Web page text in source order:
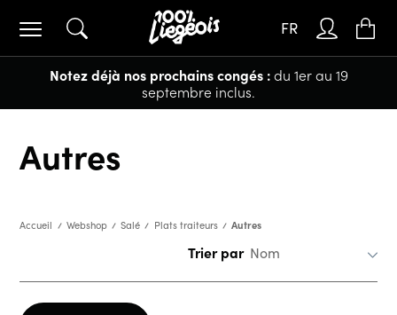
Notez déjà nos prochains congés :du 1er au 19
septembre inclus.
FR
Autres
Accueil Webshop Salé Plats traiteurs Autres
Trier par